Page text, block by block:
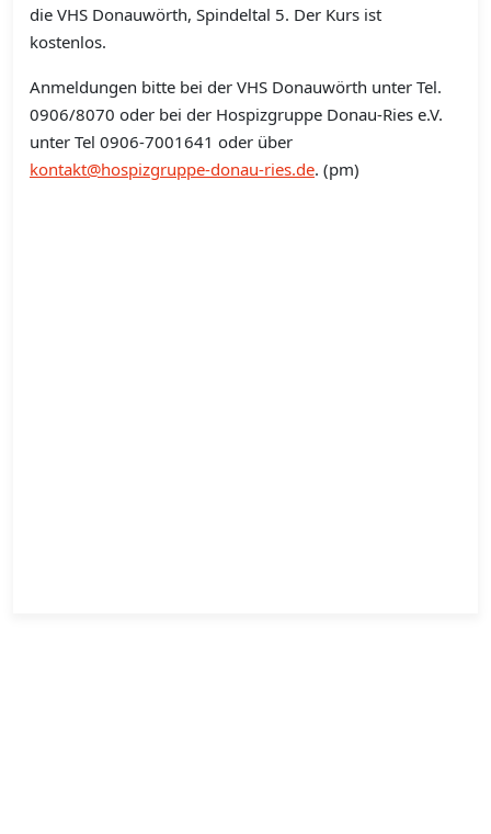
die VHS Donauwörth, Spindeltal 5. Der Kurs ist
kostenlos.
Anmeldungen bitte bei der VHS Donauwörth unter Tel.
0906/8070 oder bei der Hospizgruppe Donau-Ries e.V.
unter Tel 0906-7001641 oder über
kontakt@hospizgruppe-donau-ries.de. (pm)